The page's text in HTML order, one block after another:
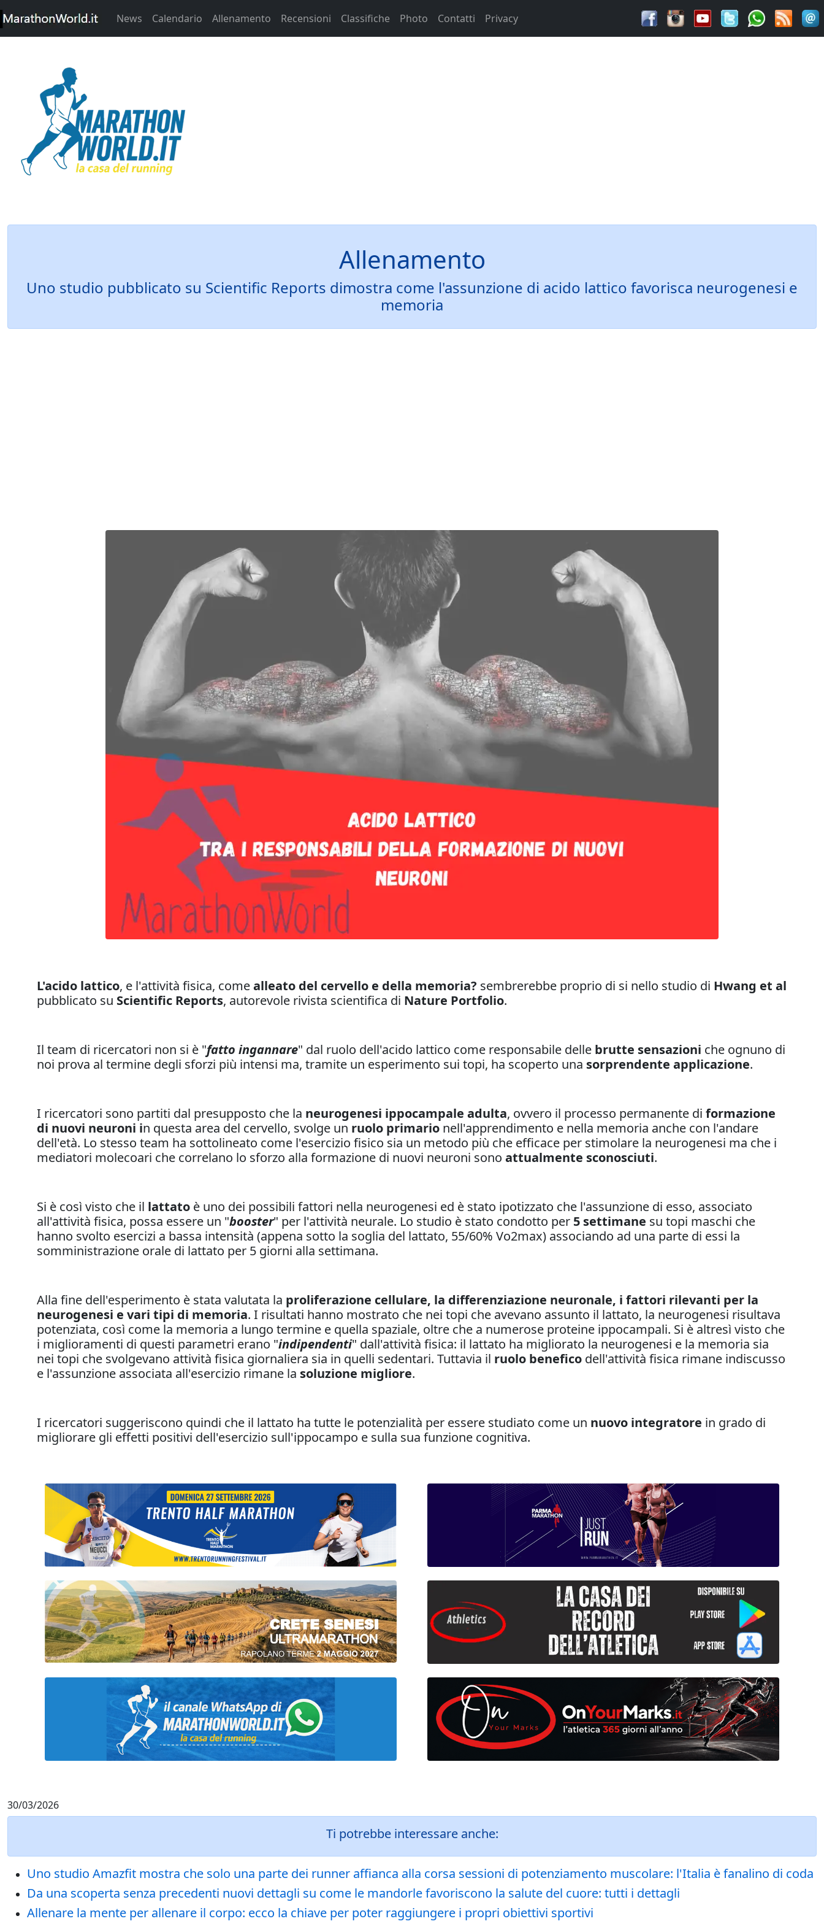
News Calendario Allenamento Recensioni Classifiche Photo Contatti Privacy
Allenamento
Uno studio pubblicato su Scientific Reports dimostra come l'assunzione di acido lattico favorisca neurogenesi e
memoria
L'acido lattico, e l'attività fisica, comealleato del cervello e della memoria? sembrerebbe proprio di si nello studio di Hwang et al
pubblicato su Scientific Reports, autorevole rivista scientifica di Nature Portfolio.
Il team di ricercatori non si è "fatto ingannare" dal ruolo dell'acido lattico come responsabile delle brutte sensazioni che ognuno di
noi prova al termine degli sforzi più intensi ma, tramite un esperimento sui topi, ha scoperto una sorprendente applicazione.
I ricercatori sono partiti dal presupposto che la neurogenesi ippocampale adulta, ovvero il processo permanente di formazione
di nuovi neuroni in questa area del cervello, svolge un ruolo primario nell'apprendimento e nella memoria anche con l'andare
dell'età. Lo stesso team ha sottolineato come l'esercizio fisico sia un metodo più che efficace per stimolare la neurogenesi ma che i
mediatori molecoari che correlano lo sforzo alla formazione di nuovi neuroni sono attualmente sconosciuti.
Si è così visto che il lattato è uno dei possibili fattori nella neurogenesi ed è stato ipotizzato che l'assunzione di esso, associato
all'attività fisica, possa essere un "booster" per l'attività neurale. Lo studio è stato condotto per 5 settimane su topi maschi che
hanno svolto esercizi a bassa intensità (appena sotto la soglia del lattato, 55/60% Vo2max) associando ad una parte di essi la
somministrazione orale di lattato per 5 giorni alla settimana.
Alla fine dell'esperimento è stata valutata la proliferazione cellulare, la differenziazione neuronale, i fattori rilevanti per la
neurogenesi e vari tipi di memoria. I risultati hanno mostrato che nei topi che avevano assunto il lattato, la neurogenesi risultava
potenziata, così come la memoria a lungo termine e quella spaziale, oltre che a numerose proteine ippocampali. Si è altresì visto che
i miglioramenti di questi parametri erano "indipendenti" dall'attività fisica: il lattato ha migliorato la neurogenesi e la memoria sia
nei topi che svolgevano attività fisica giornaliera sia in quelli sedentari. Tuttavia il ruolo benefico dell'attività fisica rimane indiscusso
e l'assunzione associata all'esercizio rimane la soluzione migliore.
I ricercatori suggeriscono quindi che il lattato ha tutte le potenzialità per essere studiato come un nuovo integratore in grado di
migliorare gli effetti positivi dell'esercizio sull'ippocampo e sulla sua funzione cognitiva.
30/03/2026
Ti potrebbe interessare anche:
Uno studio Amazfit mostra che solo una parte dei runner affianca alla corsa sessioni di potenziamento muscolare: l'Italia è fanalino di coda
Da una scoperta senza precedenti nuovi dettagli su come le mandorle favoriscono la salute del cuore: tutti i dettagli
Allenare la mente per allenare il corpo: ecco la chiave per poter raggiungere i propri obiettivi sportivi